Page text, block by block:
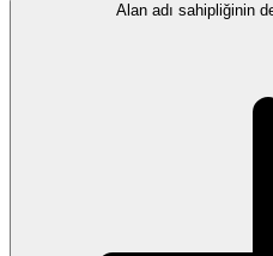
Alan adı sahipliğinin